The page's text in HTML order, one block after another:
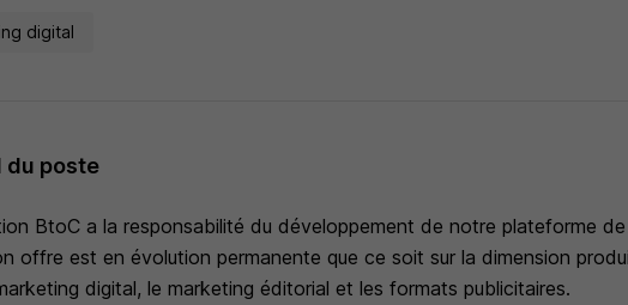
digital
du poste
BtoC a la responsabilité du développement de notre plateforme
offre est en évolution permanente que ce soit sur la dimension
digital, le marketing éditorial et les formats publicitaires.